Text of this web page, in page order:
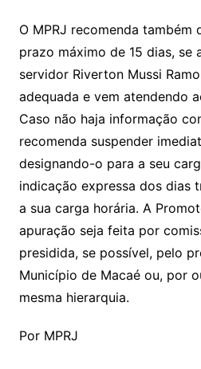
O MPRJ recomenda também
prazo máximo de 15 dias, se
servidor Riverton Mussi
adequada e vem atendendo
Caso não haja informação
recomenda suspender
designando-o para a seu
indicação expressa dos dias
a sua carga horária. A
apuração seja feita por
presidida, se possível, pelo
Município de Macaé ou, por
mesma hierarquia.
Por MPRJ